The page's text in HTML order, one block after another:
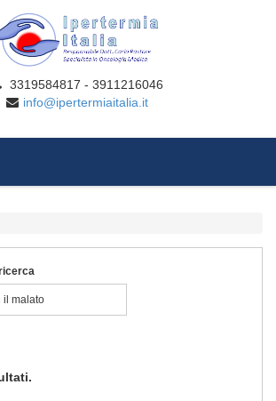
3319584817 - 3911216046
info@ipertermiaitalia.it